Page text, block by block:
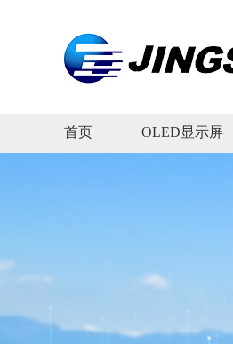
首页 OLED显示屏